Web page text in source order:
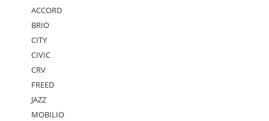
ACCORD
BRIO
CITY
CIVIC
CRV
FREED
JAZZ
MOBILIO